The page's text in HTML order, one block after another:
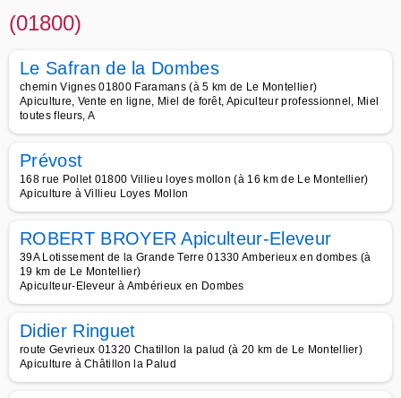
(01800)
Le Safran de la Dombes
chemin Vignes 01800 Faramans (à 5 km de Le Montellier)
Apiculture, Vente en ligne, Miel de forêt, Apiculteur professionnel, Miel
toutes fleurs, A
Prévost
168 rue Pollet 01800 Villieu loyes mollon (à 16 km de Le Montellier)
Apiculture à Villieu Loyes Mollon
ROBERT BROYER Apiculteur-Eleveur
39A Lotissement de la Grande Terre 01330 Amberieux en dombes (à
19 km de Le Montellier)
Apiculteur-Eleveur à Ambérieux en Dombes
Didier Ringuet
route Gevrieux 01320 Chatillon la palud (à 20 km de Le Montellier)
Apiculture à Châtillon la Palud